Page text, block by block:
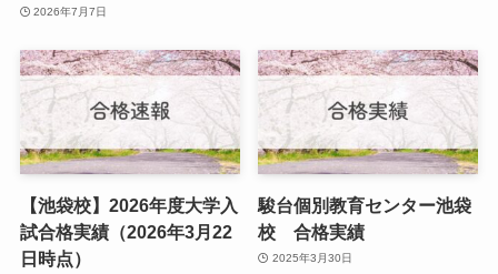
2026年7月7日
【池袋校】2026年度大学入
試合格実績（2026年3月22
日時点）
駿台個別教育センター池袋
校 合格実績
2025年3月30日